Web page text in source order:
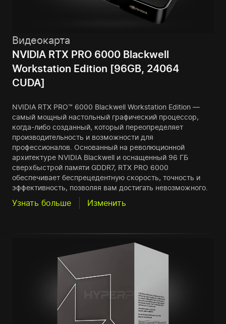
Видеокарта
NVIDIA RTX PRO 6000 Blackwell
Workstation Edition [96GB, 24064
CUDA]
NVIDIA RTX PRO™ 6000 Blackwell Workstation Edition —
самый мощный настольный графический процессор,
когда-либо созданный, который переопределяет
производительность и возможности для
профессионалов. Основанный на революционной
архитектуре NVIDIA Blackwell и оснащенный 96 ГБ
сверхбыстрой памяти GDDR7, RTX PRO 6000
обеспечивает беспрецедентную скорость, точность и
эффективность, позволяя вам достигать невозможного.
Узнать больше Изменить